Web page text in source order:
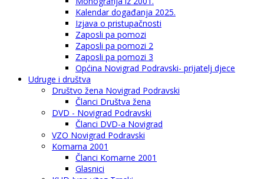
Kalendar događanja 2025.
Izjava o pristupačnosti
Zaposli pa pomozi
Zaposli pa pomozi 2
Zaposli pa pomozi 3
Općina Novigrad Podravski- prijatelj djece
Udruge i društva
Društvo žena Novigrad Podravski
Članci Društva žena
DVD - Novigrad Podravski
Članci DVD-a Novigrad
VZO Novigrad Podravski
Komarna 2001
Članci Komarne 2001
Glasnici